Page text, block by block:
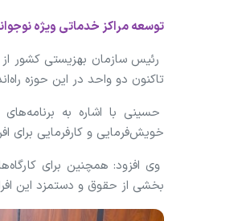
توسعه مراکز خدماتی ویژه
تاکنون دو واحد در این حوزه
حسینی با اشاره به
خویش‌فرمایی و کارفرمایی برای
وی افزود: همچنین برای
بخشی از حقوق و دستمزد این